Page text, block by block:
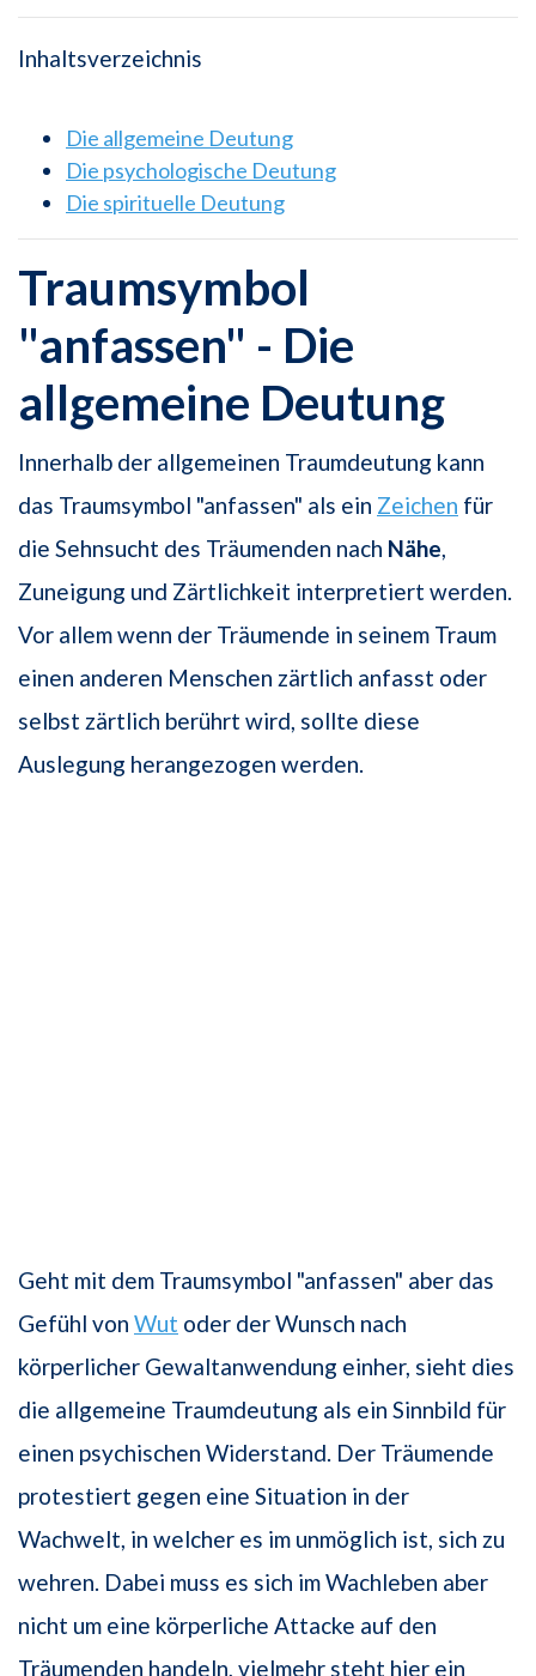
Inhaltsverzeichnis
Die allgemeine Deutung
Die psychologische Deutung
Die spirituelle Deutung
Traumsymbol
"anfassen" - Die
allgemeine Deutung
Innerhalb der allgemeinen Traumdeutung kann
das Traumsymbol "anfassen" als ein Zeichen für
die Sehnsucht des Träumenden nach Nähe,
Zuneigung und Zärtlichkeit interpretiert werden.
Vor allem wenn der Träumende in seinem Traum
einen anderen Menschen zärtlich anfasst oder
selbst zärtlich berührt wird, sollte diese
Auslegung herangezogen werden.
Geht mit dem Traumsymbol "anfassen" aber das
Gefühl von Wut oder der Wunsch nach
körperlicher Gewaltanwendung einher, sieht dies
die allgemeine Traumdeutung als ein Sinnbild für
einen psychischen Widerstand. Der Träumende
protestiert gegen eine Situation in der
Wachwelt, in welcher es im unmöglich ist, sich zu
wehren. Dabei muss es sich im Wachleben aber
nicht um eine körperliche Attacke auf den
Träumenden handeln, vielmehr steht hier ein